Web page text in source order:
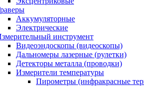
Аккумуляторные
Электрические
инструмент
Видеоэндоскопы (видеоскопы)
Дальномеры лазерные (рулетки)
Детекторы металла (проводки)
Измерители температуры
Пирометры (инфракрасные